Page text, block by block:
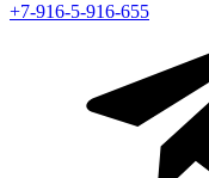
+7-916-5-916-655